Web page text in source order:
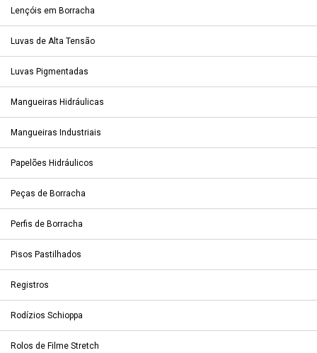
Lençóis em Borracha
Luvas de Alta Tensão
Luvas Pigmentadas
Mangueiras Hidráulicas
Mangueiras Industriais
Papelões Hidráulicos
Peças de Borracha
Perfis de Borracha
Pisos Pastilhados
Registros
Rodízios Schioppa
Rolos de Filme Stretch